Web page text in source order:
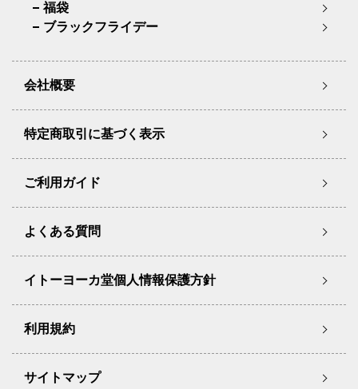
福袋
ブラックフライデー
会社概要
特定商取引に基づく表示
ご利用ガイド
よくある質問
イトーヨーカ堂個人情報保護方針
利用規約
サイトマップ